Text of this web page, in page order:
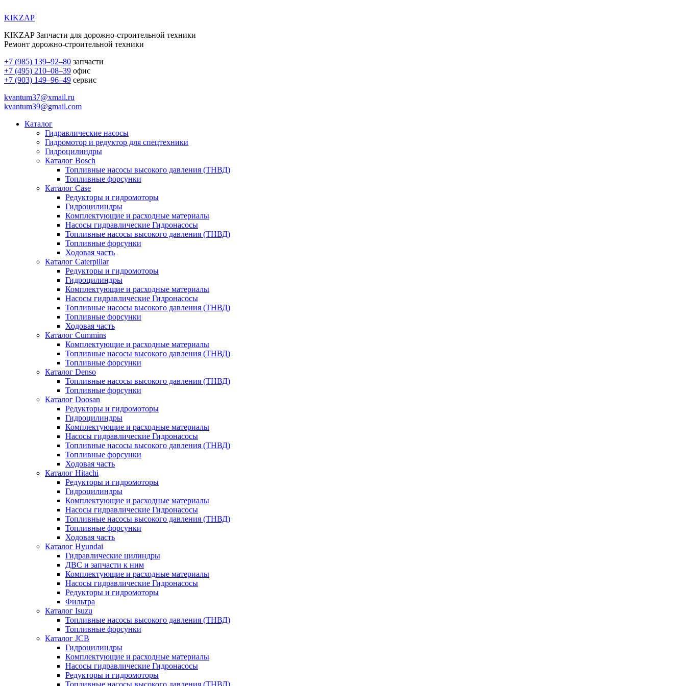
KIKZAP
KIKZAP Запчасти для дорожно-строительной техники
Ремонт дорожно-строительной техники
+7 (985) 139–92–80 запчасти
+7 (495) 210–08–39 офис
+7 (903) 149–96–49 сервис
kvantum37@xmail.ru
kvantum39@gmail.com
Каталог
Гидравлические насосы
Гидромотор и редуктор для спецтехники
Гидроцилиндры
Каталог Bosch
Топливные насосы высокого давления (ТНВД)
Топливные форсунки
Каталог Case
Редукторы и гидромоторы
Гидроцилиндры
Комплектующие и расходные материалы
Насосы гидравлические Гидронасосы
Топливные насосы высокого давления (ТНВД)
Топливные форсунки
Ходовая часть
Каталог Caterpillar
Редукторы и гидромоторы
Гидроцилиндры
Комплектующие и расходные материалы
Насосы гидравлические Гидронасосы
Топливные насосы высокого давления (ТНВД)
Топливные форсунки
Ходовая часть
Каталог Cummins
Комплектующие и расходные материалы
Топливные насосы высокого давления (ТНВД)
Топливные форсунки
Каталог Denso
Топливные насосы высокого давления (ТНВД)
Топливные форсунки
Каталог Doosan
Редукторы и гидромоторы
Гидроцилиндры
Комплектующие и расходные материалы
Насосы гидравлические Гидронасосы
Топливные насосы высокого давления (ТНВД)
Топливные форсунки
Ходовая часть
Каталог Hitachi
Редукторы и гидромоторы
Гидроцилиндры
Комплектующие и расходные материалы
Насосы гидравлические Гидронасосы
Топливные насосы высокого давления (ТНВД)
Топливные форсунки
Ходовая часть
Каталог Hyundai
Гидравлические цилиндры
ДВС и запчасти к ним
Комплектующие и расходные материалы
Насосы гидравлические Гидронасосы
Редукторы и гидромоторы
Фильтра
Каталог Isuzu
Топливные насосы высокого давления (ТНВД)
Топливные форсунки
Каталог JCB
Гидроцилиндры
Комплектующие и расходные материалы
Насосы гидравлические Гидронасосы
Редукторы и гидромоторы
Топливные насосы высокого давления (ТНВД)